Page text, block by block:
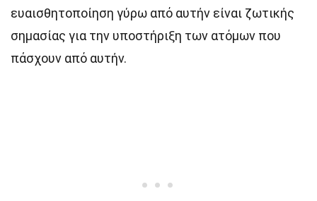
ευαισθητοποίηση γύρω από αυτήν είναι ζωτικής
σημασίας για την υποστήριξη των ατόμων που
πάσχουν από αυτήν.